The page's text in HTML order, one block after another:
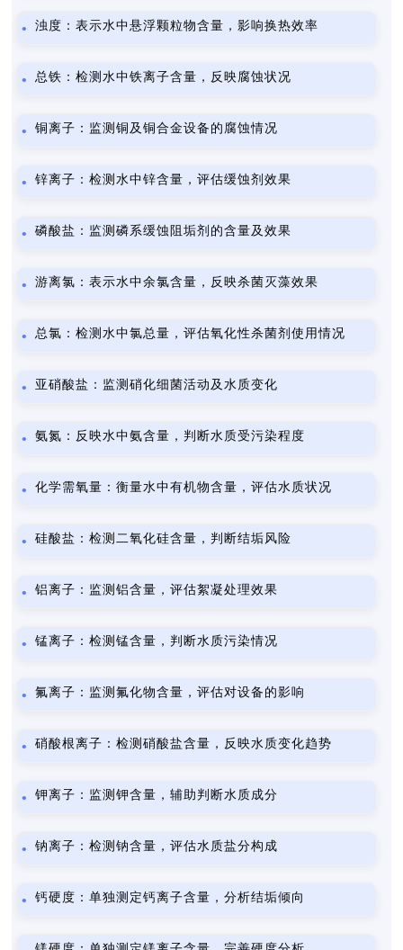
浊度：表示水中悬浮颗粒物含量，影响换热效率
总铁：检测水中铁离子含量，反映腐蚀状况
铜离子：监测铜及铜合金设备的腐蚀情况
锌离子：检测水中锌含量，评估缓蚀剂效果
磷酸盐：监测磷系缓蚀阻垢剂的含量及效果
游离氯：表示水中余氯含量，反映杀菌灭藻效果
总氯：检测水中氯总量，评估氧化性杀菌剂使用情况
亚硝酸盐：监测硝化细菌活动及水质变化
氨氮：反映水中氨含量，判断水质受污染程度
化学需氧量：衡量水中有机物含量，评估水质状况
硅酸盐：检测二氧化硅含量，判断结垢风险
铝离子：监测铝含量，评估絮凝处理效果
锰离子：检测锰含量，判断水质污染情况
氟离子：监测氟化物含量，评估对设备的影响
硝酸根离子：检测硝酸盐含量，反映水质变化趋势
钾离子：监测钾含量，辅助判断水质成分
钠离子：检测钠含量，评估水质盐分构成
钙硬度：单独测定钙离子含量，分析结垢倾向